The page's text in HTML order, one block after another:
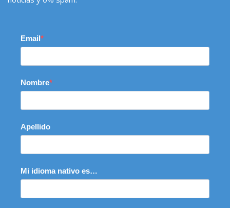
Email
Nombre
Apellido
Mi idioma nativo es…